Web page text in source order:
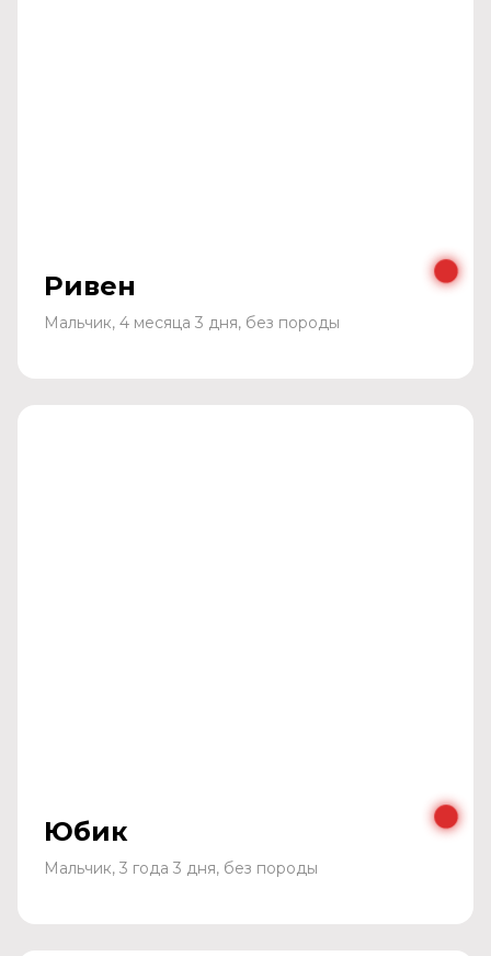
Ривен
Мальчик, 4 месяца 3 дня, без породы
Юбик
Мальчик, 3 года 3 дня, без породы